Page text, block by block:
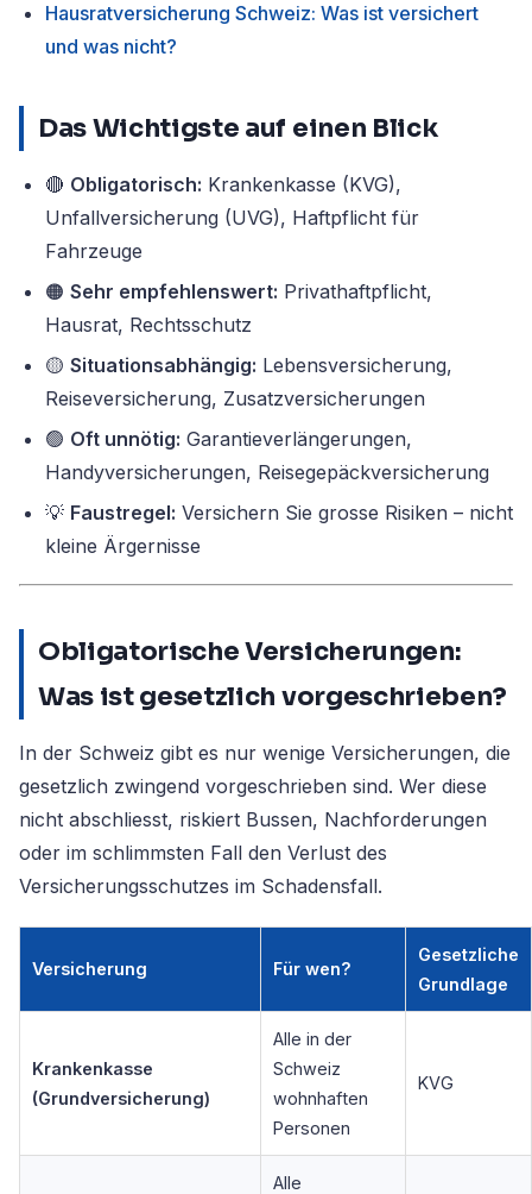
Hausratversicherung Schweiz: Was ist versichert
und was nicht?
Das Wichtigste auf einen Blick
🔴 Obligatorisch: Krankenkasse (KVG),
Unfallversicherung (UVG), Haftpflicht für
Fahrzeuge
🟠 Sehr empfehlenswert: Privathaftpflicht,
Hausrat, Rechtsschutz
🟡 Situationsabhängig: Lebensversicherung,
Reiseversicherung, Zusatzversicherungen
🟢 Oft unnötig: Garantieverlängerungen,
Handyversicherungen, Reisegepäckversicherung
💡 Faustregel: Versichern Sie grosse Risiken – nicht
kleine Ärgernisse
Obligatorische Versicherungen:
Was ist gesetzlich vorgeschrieben?
In der Schweiz gibt es nur wenige Versicherungen, die
gesetzlich zwingend vorgeschrieben sind. Wer diese
nicht abschliesst, riskiert Bussen, Nachforderungen
oder im schlimmsten Fall den Verlust des
Versicherungsschutzes im Schadensfall.
Versicherung Für wen?
Gesetzliche
Grundlage
Krankenkasse
(Grundversicherung)
Alle in der
Schweiz
wohnhaften
Personen
KVG
Alle